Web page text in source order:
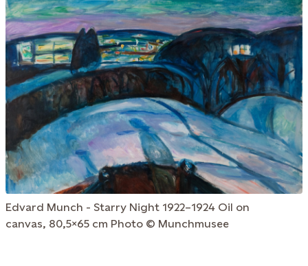
Edvard Munch - Starry Night 1922–1924 Oil on
canvas, 80,5x65 cm Photo © Munchmusee